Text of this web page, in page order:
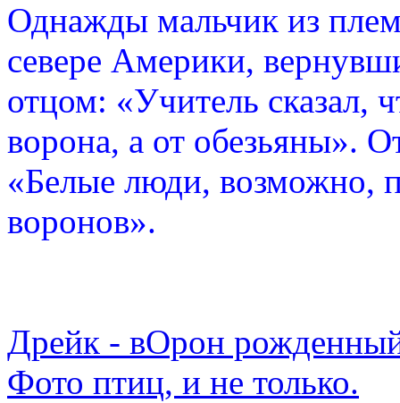
Однажды мальчик из
севере Америки,
отцом: «Учитель сказал,
ворона, а от обезьяны».
«Белые люди, возможно,
воронов».
Дрейк - вОрон
Фото птиц, и не только.